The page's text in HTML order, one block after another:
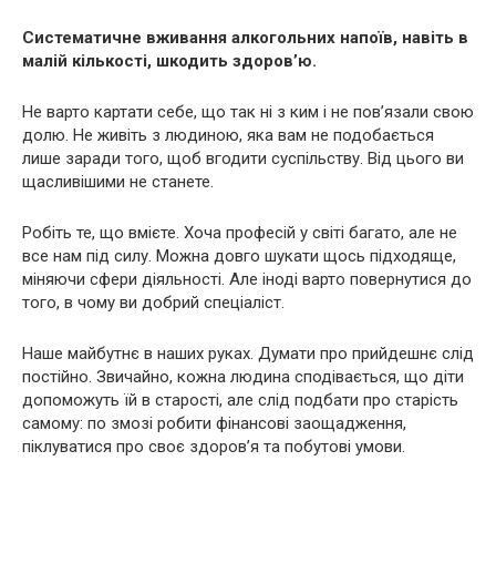
Систематичне вживання алкогольних напоїв, навіть в
малій кількості, шкодить здоров’ю.
Не варто картати себе, що так ні з ким і не пов’язали свою
долю. Не живіть з людиною, яка вам не подобається
лише заради того, щоб вгодити суспільству. Від цього ви
щасливішими не станете.
Робіть те, що вмієте. Хоча професій у світі багато, але не
все нам під силу. Можна довго шукати щось підходяще,
міняючи сфери діяльності. Але іноді варто повернутися до
того, в чому ви добрий спеціаліст.
Наше майбутнє в наших руках. Думати про прийдешнє слід
постійно. Звичайно, кожна людина сподівається, що діти
допоможуть їй в старості, але слід подбати про старість
самому: по змозі робити фінансові заощадження,
піклуватися про своє здоров’я та побутові умови.